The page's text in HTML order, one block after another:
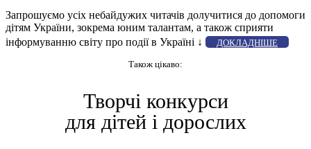
Запрошуємо усіх небайдужих читачів долучитися до допомоги
дітям України, зокрема юним талантам, а також сприяти
інформуванню світу про події в Україні ↓
ДОКЛАДНІШЕ
Також цікаво:
Творчі конкурси
для дітей і дорослих